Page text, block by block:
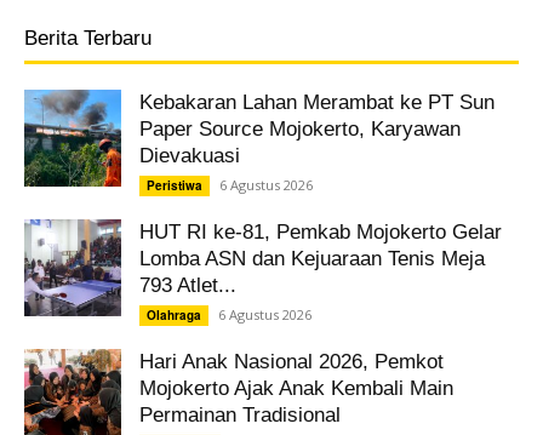
Berita Terbaru
Kebakaran Lahan Merambat ke PT Sun
Paper Source Mojokerto, Karyawan
Dievakuasi
Peristiwa 6 Agustus 2026
HUT RI ke-81, Pemkab Mojokerto Gelar
Lomba ASN dan Kejuaraan Tenis Meja
793 Atlet...
Olahraga 6 Agustus 2026
Hari Anak Nasional 2026, Pemkot
Mojokerto Ajak Anak Kembali Main
Permainan Tradisional